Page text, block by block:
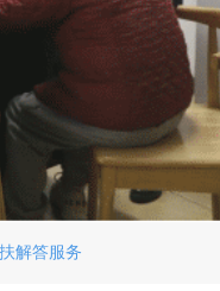
解答服务